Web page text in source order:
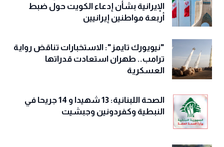
الإيرانية بشأن إدعاء الكويت حول ضبط
أربعة مواطنين إيرانيين
"نيويورك تايمز": الاستخبارات تناقض رواية
ترامب.. طهران استعادت قدراتها
العسكرية
الصحة اللبنانية: 13 شهيدا و 14 جريحا في
النبطية وكفردونين وجبشيت